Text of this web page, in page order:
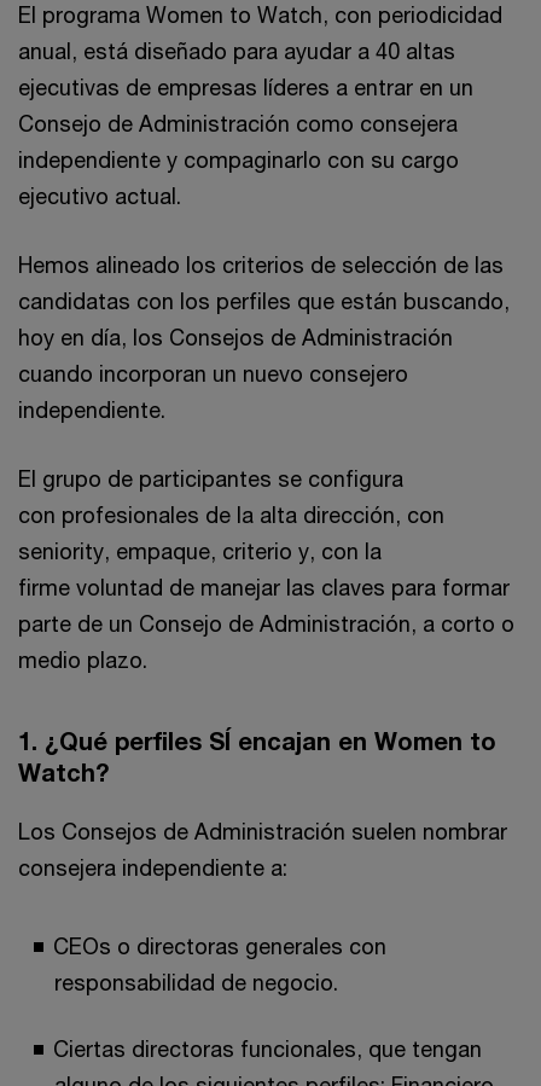
El programa Women to Watch, con periodicidad
anual, está diseñado para ayudar a 40 altas
ejecutivas de empresas líderes a entrar en un
Consejo de Administración como consejera
independiente y compaginarlo con su cargo
ejecutivo actual.
Hemos alineado los criterios de selección de las
candidatas con los perfiles que están buscando,
hoy en día, los Consejos de Administración
cuando incorporan un nuevo consejero
independiente.
El grupo de participantes se configura
con profesionales de la alta dirección, con
seniority, empaque, criterio y, con la
firme voluntad de manejar las claves para formar
parte de un Consejo de Administración, a corto o
medio plazo.
1. ¿Qué perfiles SÍ encajan en Women to
Watch?
Los Consejos de Administración suelen nombrar
consejera independiente a:
CEOs o directoras generales con
responsabilidad de negocio.
Ciertas directoras funcionales, que tengan